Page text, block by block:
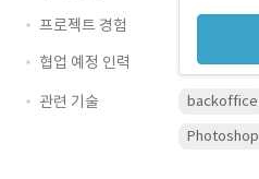
프로젝트 경험
협업 예정 인력
관련 기술
backoffice
Photoshop